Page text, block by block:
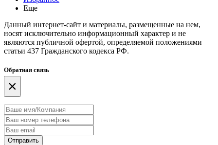
Еще
Данный интернет-сайт и материалы, размещенные на нем,
носят исключительно информационный характер и не
являются публичной офертой, определяемой положениями
статьи 437 Гражданского кодекса РФ.
Обратная связь
×
Отправить